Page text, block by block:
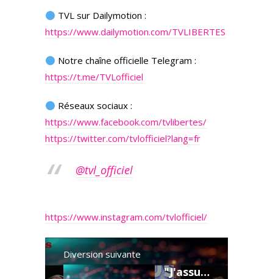
TVL sur Dailymotion :
https://www.dailymotion.com/TVLIBERTES
Notre chaîne officielle Telegram :
https://t.me/TVLofficiel
Réseaux sociaux :
https://www.facebook.com/tvlibertes/
https://twitter.com/tvlofficiel?lang=fr
@tvl_officiel
https://www.instagram.com/tvlofficiel/
Diversion suivante
"J'assume mon côté complotiste, j'y vais à fond" Mike Borowski est dans Nexus refait l'actu !